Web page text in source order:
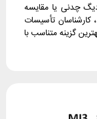
چدنی یا مقایسه
کارشناسان تأسیسات
گزینه متناسب با